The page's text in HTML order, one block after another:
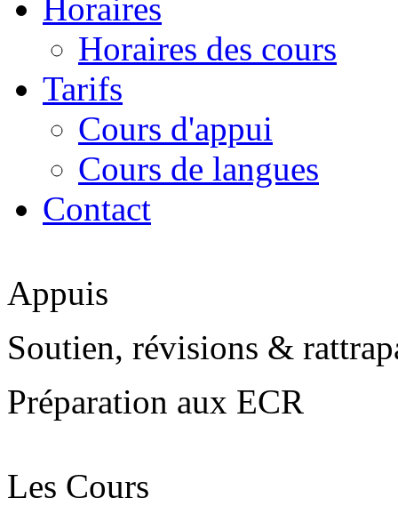
Horaires
Horaires des cours
Tarifs
Cours d'appui
Cours de langues
Contact
Appuis
Soutien, révisions &
Préparation aux ECR
Les Cours